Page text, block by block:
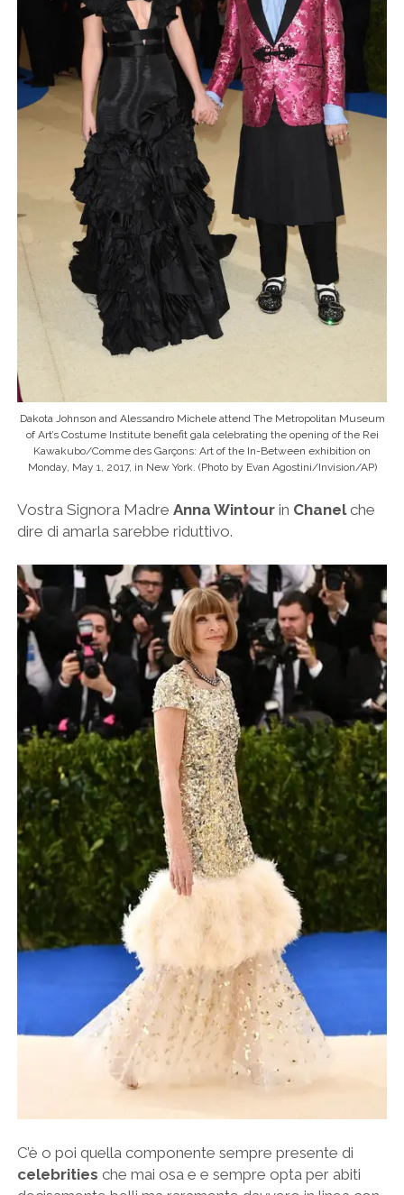
Dakota Johnson and Alessandro Michele attend The Metropolitan Museum
of Art’s Costume Institute benefit gala celebrating the opening of the Rei
Kawakubo/Comme des Garçons: Art of the In-Between exhibition on
Monday, May 1, 2017, in New York. (Photo by Evan Agostini/Invision/AP)
Vostra Signora Madre Anna Wintourin Chanelche
dire di amarla sarebbe riduttivo.
C’è o poi quella componente sempre presente di
celebrities che mai osa e e sempre opta per abiti